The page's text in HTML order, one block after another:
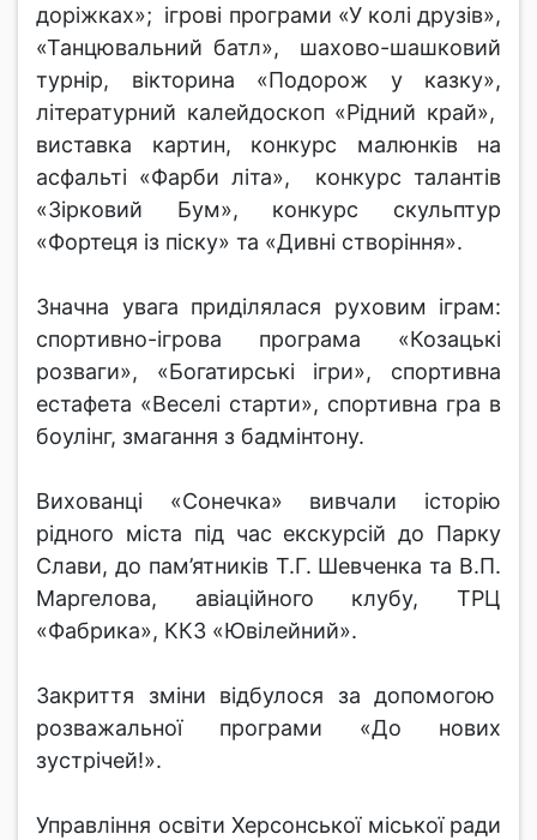
доріжках»; ігрові програми «У колі друзів»,
«Танцювальний батл», шахово-шашковий
турнір, вікторина «Подорож у казку»,
літературний калейдоскоп «Рідний край»,
виставка картин, конкурс малюнків на
асфальті «Фарби літа», конкурс талантів
«Зірковий Бум», конкурс скульптур
«Фортеця із піску» та «Дивні створіння».
Значна увага приділялася руховим іграм:
спортивно-ігрова програма «Козацькі
розваги», «Богатирські ігри», спортивна
естафета «Веселі старти», спортивна гра в
боулінг, змагання з бадмінтону.
Вихованці «Сонечка» вивчали історію
рідного міста під час екскурсій до Парку
Слави, до пам’ятників Т.Г. Шевченка та В.П.
Маргелова, авіаційного клубу, ТРЦ
«Фабрика», ККЗ «Ювілейний».
Закриття зміни відбулося за допомогою
розважальної програми «До нових
зустрічей!».
Управління освіти Херсонської міської ради